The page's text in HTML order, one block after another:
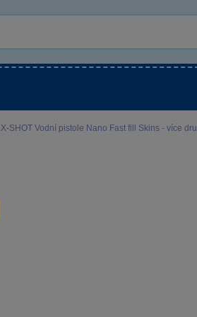
X-SHOT Vodní pistole Nano Fast fill Skins - více